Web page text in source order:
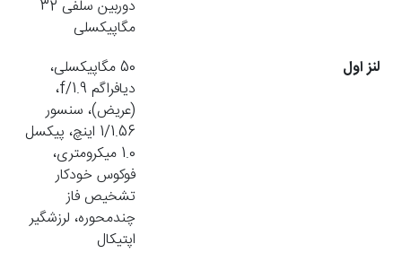
دوربین سلفی 32
مگاپیکسلی
لنز اول
50 مگاپیکسلی،
دیافراگم f/1.9،
(عریض)، سنسور
1/1.56 اینچ، پیکسل
1.0 میکرومتری،
فوکوس خودکار
تشخیص فاز
چندمحوره، لرزشگیر
اپتیکال